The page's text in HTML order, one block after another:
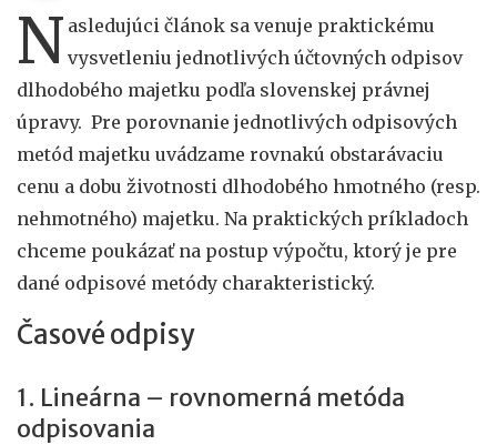
N asledujúci článok sa venuje praktickému
vysvetleniu jednotlivých účtovných odpisov
dlhodobého majetku podľa slovenskej právnej
úpravy. Pre porovnanie jednotlivých odpisových
metód majetku uvádzame rovnakú obstarávaciu
cenu a dobu životnosti dlhodobého hmotného (resp.
nehmotného) majetku. Na praktických príkladoch
chceme poukázať na postup výpočtu, ktorý je pre
dané odpisové metódy charakteristický.
Časové odpisy
1. Lineárna – rovnomerná metóda
odpisovania